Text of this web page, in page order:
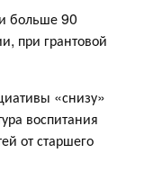
больше 90
при грантовой
«снизу»
воспитания
от старшего